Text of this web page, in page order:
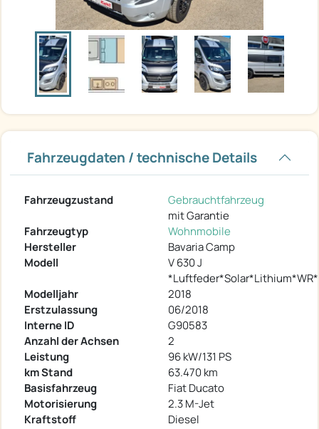
Fahrzeugdaten / technische Details
Fahrzeugzustand
Gebrauchtfahrzeug
mit Garantie
Fahrzeugtyp
Wohnmobile
Hersteller
Bavaria Camp
Modell
V 630 J
*Luftfeder*Solar*Lithium*WR*
Modelljahr
2018
Erstzulassung
06/2018
Interne ID
G90583
Anzahl der Achsen
2
Leistung
96 kW/131 PS
km Stand
63.470 km
Basisfahrzeug
Fiat Ducato
Motorisierung
2.3 M-Jet
Kraftstoff
Diesel